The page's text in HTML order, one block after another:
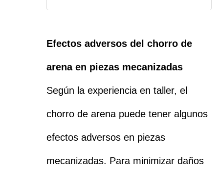
Efectos adversos del chorro de
arena en piezas mecanizadas
Según la experiencia en taller, el
chorro de arena puede tener algunos
efectos adversos en piezas
mecanizadas. Para minimizar daños